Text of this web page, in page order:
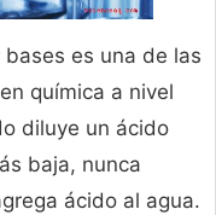
es una de las
química a nivel
diluye un ácido
baja, nunca
ácido al agua.